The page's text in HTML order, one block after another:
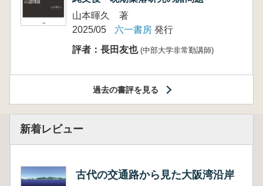
山本暉久 著
2025/05
六一書房 発行
評者：長田友也 (中部大学非常勤講師)
過去の書評を見る
新着レビュー
古代の交通路から見た大阪湾沿岸